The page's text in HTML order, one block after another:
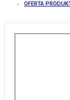
OFERTA